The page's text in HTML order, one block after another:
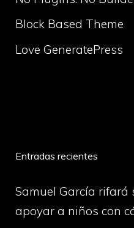
Block Based Theme
Love GeneratePress
Entradas recientes
Samuel García rifará
apoyar a niños con